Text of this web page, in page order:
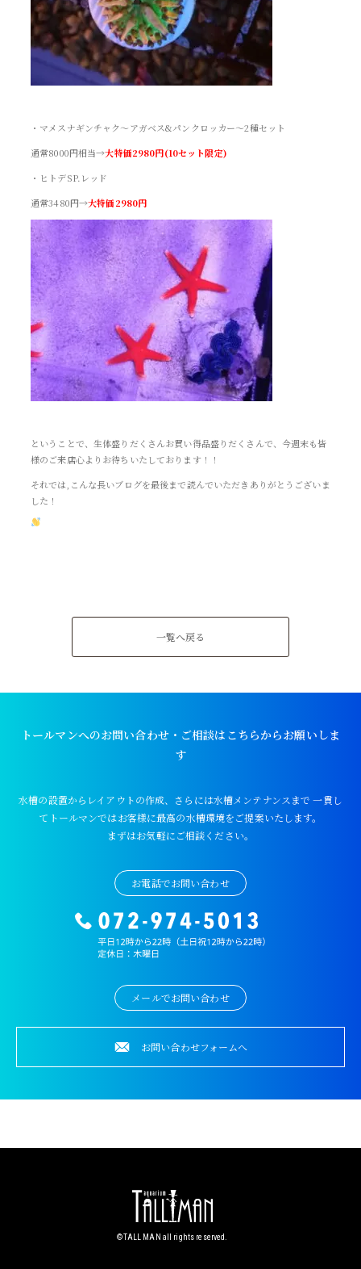
・マメスナギンチャク～アガベス&パンクロッカー～2種セット
通常8000円相当→大特価2980円(10セット限定)
・ヒトデSP.レッド
通常3480円→大特価2980円
ということで、生体盛りだくさんお買い得品盛りだくさんで、今週末も皆
様のご来店心よりお待ちいたしております！！
それでは,こんな長いブログを最後まで読んでいただきありがとうございま
した！
一覧へ戻る
トールマンへのお問い合わせ・ご相談はこちらからお願いしま
す
水槽の設置からレイアウトの作成、さらには水槽メンテナンスまで 一貫し
てトールマンではお客様に最高の水槽環境をご提案いたします。
まずはお気軽にご相談ください。
お電話でお問い合わせ
メールでお問い合わせ
お問い合わせフォームへ
©︎TALL MAN all rights reserved.